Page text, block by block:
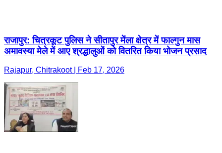
राजापुर: चित्रकूट पुलिस ने सीतापुर मेंला क्षेत्र में फाल्गुन मास
अमावस्या मेले में आए श्रद्धालुओं को वितरित किया भोजन प्रसाद
Rajapur, Chitrakoot | Feb 17, 2026